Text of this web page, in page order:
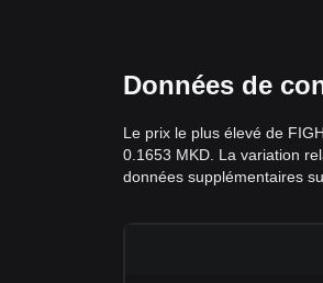
Données de
Le prix le plus élevé de
0.1653 MKD. La variation
données supplémentaires